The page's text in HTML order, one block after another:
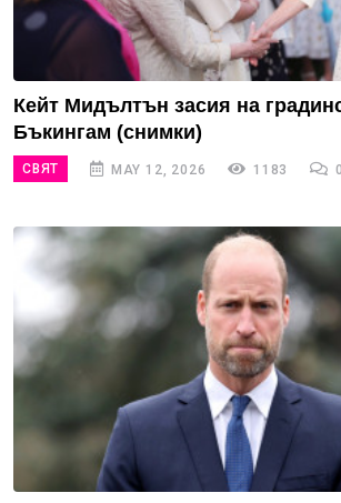
Кейт Мидълтън засия на
Бъкингам (снимки)
СВЯТ MAY 12, 2026 1183